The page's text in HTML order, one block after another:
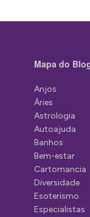
Mapa do
Anjos
Áries
Astrologia
Autoajuda
Banhos
Bem-estar
Cartomancia
Diversidade
Esoterismo
Especialistas